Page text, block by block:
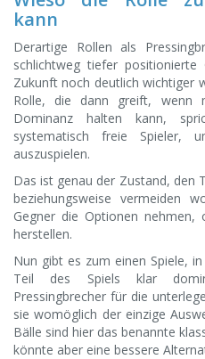
kann
Derartige Rollen als
schlichtweg tiefer
Zukunft noch deutlich wichtiger
Rolle, die dann greift, wenn
Dominanz halten kann,
systematisch freie Spieler,
auszuspielen.
Das ist genau der Zustand, den
beziehungsweise vermeiden
Gegner die Optionen
herstellen.
Nun gibt es zum einen Spiele,
Teil des Spiels klar
Pressingbrecher für die
sie womöglich der einzige
Bälle sind hier das benannte
könnte aber eine bessere